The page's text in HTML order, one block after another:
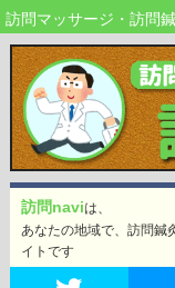
訪問マッサージ・訪問
訪問naviは、
あなたの地域で、訪問鍼
イトです